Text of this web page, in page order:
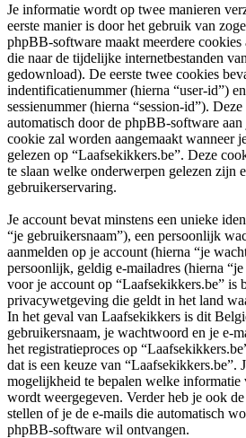
Je informatie wordt op twee manieren
eerste manier is door het gebruik van
phpBB-software maakt meerdere cookies
die naar de tijdelijke internetbestanden
gedownload). De eerste twee cookies
indentificatienummer (hierna “user-id”)
sessienummer (hierna “session-id”).
automatisch door de phpBB-software
cookie zal worden aangemaakt wanneer
gelezen op “Laafsekikkers.be”. Deze
te slaan welke onderwerpen gelezen zijn
gebruikerservaring.
Je account bevat minstens een unieke
“je gebruikersnaam”), een persoonlijk
aanmelden op je account (hierna “je
persoonlijk, geldig e-mailadres (hierna
voor je account op “Laafsekikkers.be” is
privacywetgeving die geldt in het land
In het geval van Laafsekikkers is dit
gebruikersnaam, je wachtwoord en je e-
het registratieproces op
dat is een keuze van “Laafsekikkers.be”.
mogelijkheid te bepalen welke informatie
wordt weergegeven. Verder heb je ook
stellen of je de e-mails die automatisch
phpBB-software wil ontvangen.